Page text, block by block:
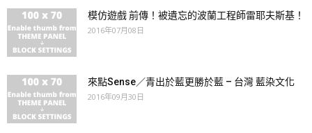
模仿遊戲 前傳！被遺忘的波蘭工程師雷耶夫斯基！
2016年07月08日
來點Sense／青出於藍更勝於藍 – 台灣 藍染文化
2016年09月30日